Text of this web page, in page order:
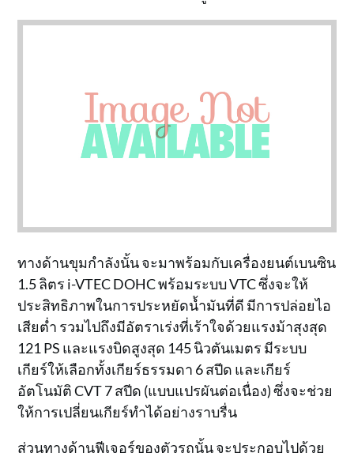
ทางด้านขุมกำลังนั้น จะมาพร้อมกับเครื่องยนต์เบนซิน
1.5 ลิตร i-VTEC DOHC พร้อมระบบ VTC ซึ่งจะให้
ประสิทธิภาพในการประหยัดน้ำมันที่ดี มีการปล่อยไอ
เสียต่ำ รวมไปถึงมีอัตราเร่งที่เร้าใจด้วยแรงม้าสุงสุด
121 PS และแรงบิดสูงสุด 145 นิวตันเมตร มีระบบ
เกียร์ให้เลือกทั้งเกียร์ธรรมดา 6 สปีด และเกียร์
อัตโนมัติ CVT 7 สปีด (แบบแปรผันต่อเนื่อง) ซึ่งจะช่วย
ให้การเปลี่ยนเกียร์ทำได้อย่างราบรื่น
ส่วนทางด้านฟีเจอร์ของตัวรถนั้น จะประกอบไปด้วย